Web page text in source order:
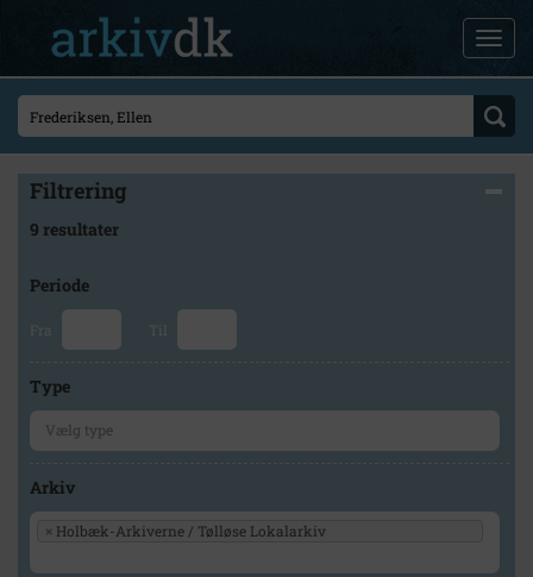
Filtrering
9 resultater
Periode
Fra Til
Type
Arkiv
× Holbæk-Arkiverne / Tølløse Lokalarkiv